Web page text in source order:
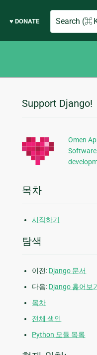
♥ DONATE
Search
추
가
정
보
Support Django!
Omen
목차
시작하기
탐색
이전: Django 문서
다음: Django 훑어보
목차
전체 색인
Python 모듈 목록